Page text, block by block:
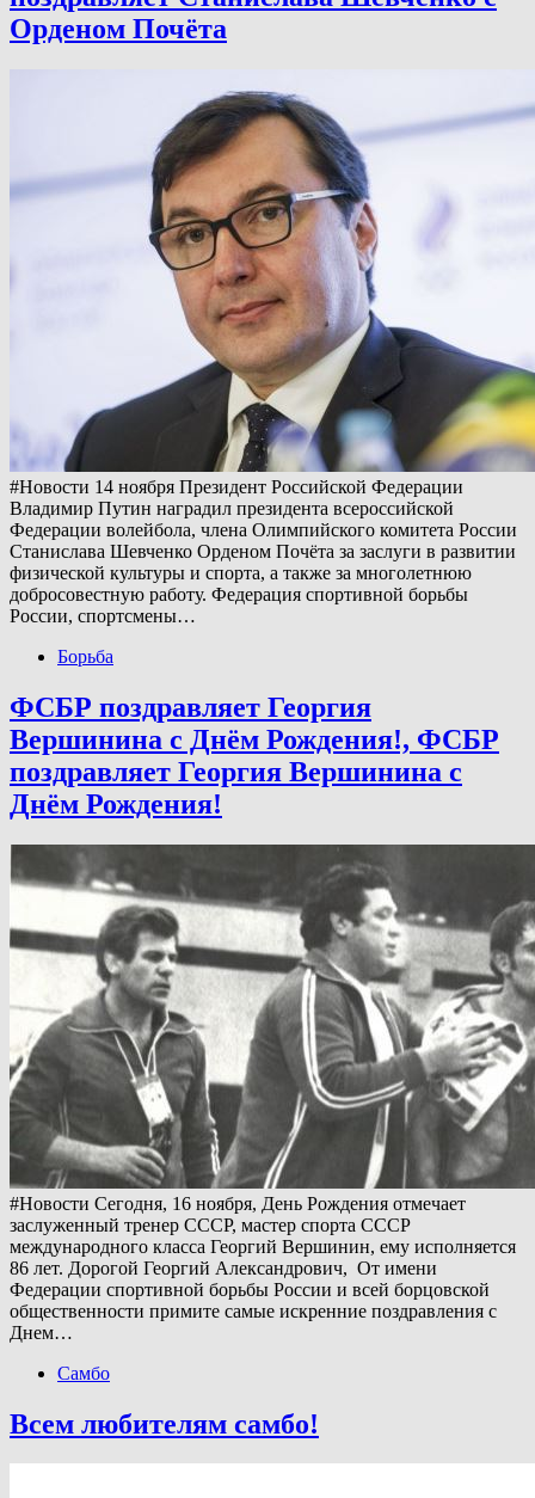
Орденом Почёта
#Новости 14 ноября Президент Российской Федерации
Владимир Путин наградил президента всероссийской
Федерации волейбола, члена Олимпийского комитета России
Станислава Шевченко Орденом Почёта за заслуги в развитии
физической культуры и спорта, а также за многолетнюю
добросовестную работу. Федерация спортивной борьбы
России, спортсмены…
Борьба
ФСБР поздравляет Георгия
Вершинина с Днём Рождения!, ФСБР
поздравляет Георгия Вершинина с
Днём Рождения!
#Новости Сегодня, 16 ноября, День Рождения отмечает
заслуженный тренер СССР, мастер спорта СССР
международного класса Георгий Вершинин, ему исполняется
86 лет. Дорогой Георгий Александрович, От имени
Федерации спортивной борьбы России и всей борцовской
общественности примите самые искренние поздравления с
Днем…
Самбо
Всем любителям самбо!